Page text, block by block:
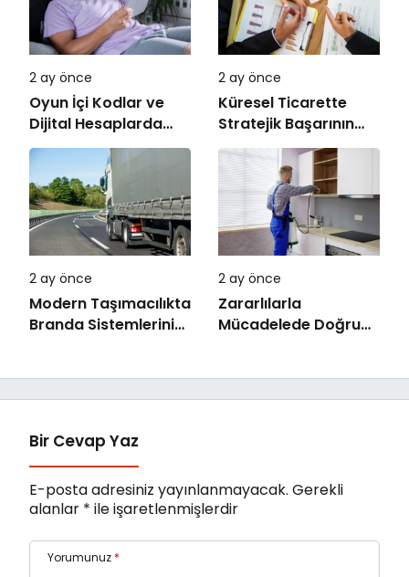
2 ay önce
Oyun İçi Kodlar ve
Dijital Hesaplarda
Doğru Seçim
2 ay önce
Küresel Ticarette
Stratejik Başarının
Anahtarı
2 ay önce
Modern Taşımacılıkta
Branda Sistemlerinin
2 ay önce
Zararlılarla
Mücadelede Doğru
Bir Cevap Yaz
E-posta adresiniz yayınlanmayacak. Gerekli
alanlar * ile işaretlenmişlerdir
Yorumunuz *